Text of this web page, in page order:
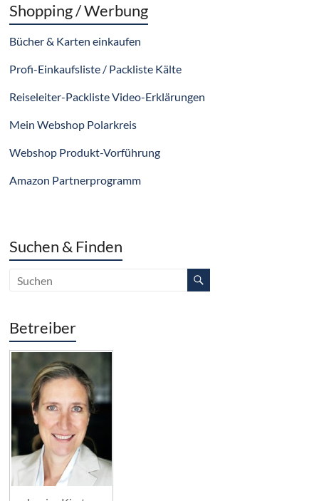
Shopping / Werbung
Bücher & Karten einkaufen
Profi-Einkaufsliste / Packliste Kälte
Reiseleiter-Packliste Video-Erklärungen
Mein Webshop Polarkreis
Webshop Produkt-Vorführung
Amazon Partnerprogramm
Suchen & Finden
Betreiber